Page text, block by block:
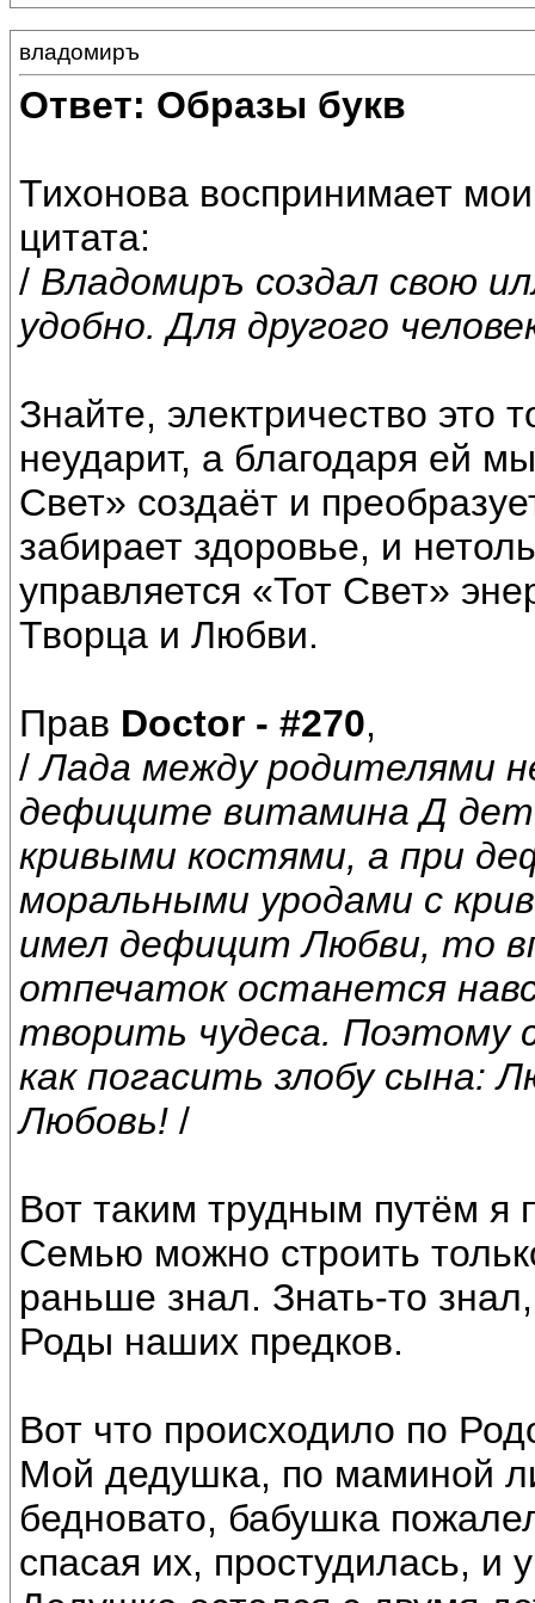
владомиръ
Ответ: Образы букв
Тихонова воспринимает
цитата:
/ Владомиръ создал свою
удобно. Для другого
Знайте, электричество это
неударит, а благодаря ей
Свет» создаёт и
забирает здоровье, и
управляется «Тот Свет»
Творца и Любви.
Прав Doctor - #270,
/Лада между родителями
дефиците витамина Д
кривыми костями, а при
моральными уродами с
имел дефицит Любви, то
отпечаток останется
творить чудеса. Поэтому
как погасить злобу сына:
Любовь! /
Вот таким трудным путём я
Семью можно строить
раньше знал. Знать-то
Роды наших предков.
Вот что происходило по
Мой дедушка, по маминой
бедновато, бабушка
спасая их, простудилась, и